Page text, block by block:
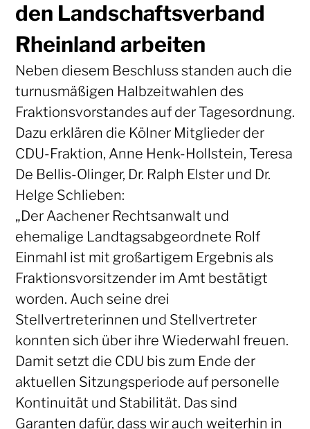
den Landschaftsverband
Rheinland arbeiten
Neben diesem Beschluss standen auch die
turnusmäßigen Halbzeitwahlen des
Fraktionsvorstandes auf der Tagesordnung.
Dazu erklären die Kölner Mitglieder der
CDU-Fraktion, Anne Henk-Hollstein, Teresa
De Bellis-Olinger, Dr. Ralph Elster und Dr.
Helge Schlieben:
„Der Aachener Rechtsanwalt und
ehemalige Landtagsabgeordnete Rolf
Einmahl ist mit großartigem Ergebnis als
Fraktionsvorsitzender im Amt bestätigt
worden. Auch seine drei
Stellvertreterinnen und Stellvertreter
konnten sich über ihre Wiederwahl freuen.
Damit setzt die CDU bis zum Ende der
aktuellen Sitzungsperiode auf personelle
Kontinuität und Stabilität. Das sind
Garanten dafür, dass wir auch weiterhin in